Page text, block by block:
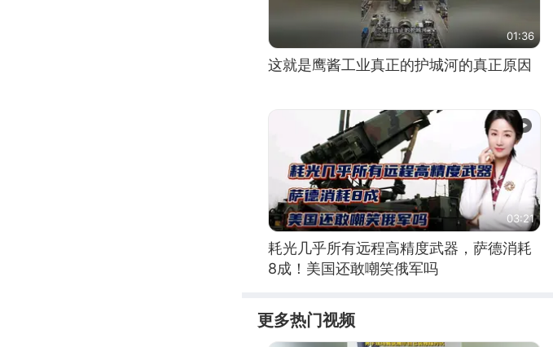
01:36
这就是鹰酱工业真正的护城河的真正原因
03:21
耗光几乎所有远程高精度武器，萨德消耗
8成！美国还敢嘲笑俄军吗
更多热门视频